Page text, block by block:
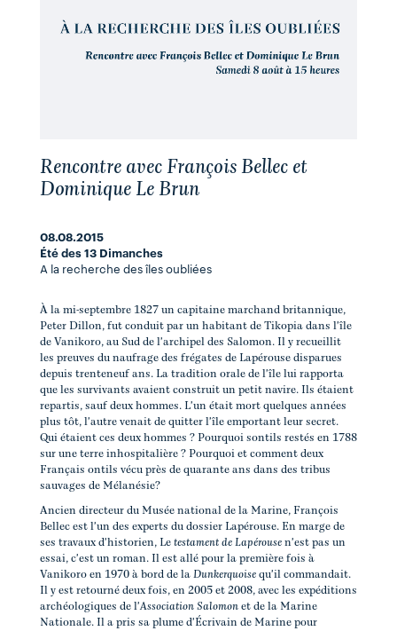
Rencontre avec François Bellec et
Dominique Le Brun
08.08.2015
Été des 13 Dimanches
A la recherche des îles oubliées
À la mi­-septembre 1827 un capitaine marchand britannique,
Peter Dillon, fut conduit par un habitant de Tikopia dans l'île
de Vanikoro, au Sud de l'archipel des Salomon. Il y recueillit
les preuves du naufrage des frégates de Lapérouse disparues
depuis trente­neuf ans. La tradition orale de l'île lui rapporta
que les survivants avaient construit un petit navire. Ils étaient
repartis, sauf deux hommes. L'un était mort quelques années
plus tôt, l'autre venait de quitter l'île emportant leur secret.
Qui étaient ces deux hommes ? Pourquoi sont­ils restés en 1788
sur une terre inhospitalière ? Pourquoi et comment deux
Français ont­ils vécu près de quarante ans dans des tribus
sauvages de Mélanésie?
Ancien directeur du Musée national de la Marine, François
Bellec est l'un des experts du dossier Lapérouse. En marge de
ses travaux d'historien, Le testament de Lapérouse n'est pas un
essai, c'est un roman. Il est allé pour la première fois à
Vanikoro en 1970 à bord de la Dunkerquoise qu'il commandait.
Il y est retourné deux fois, en 2005 et 2008, avec les expéditions
archéologiques de l'Association Salomon et de la Marine
Nationale. Il a pris sa plume d'Écrivain de Marine pour